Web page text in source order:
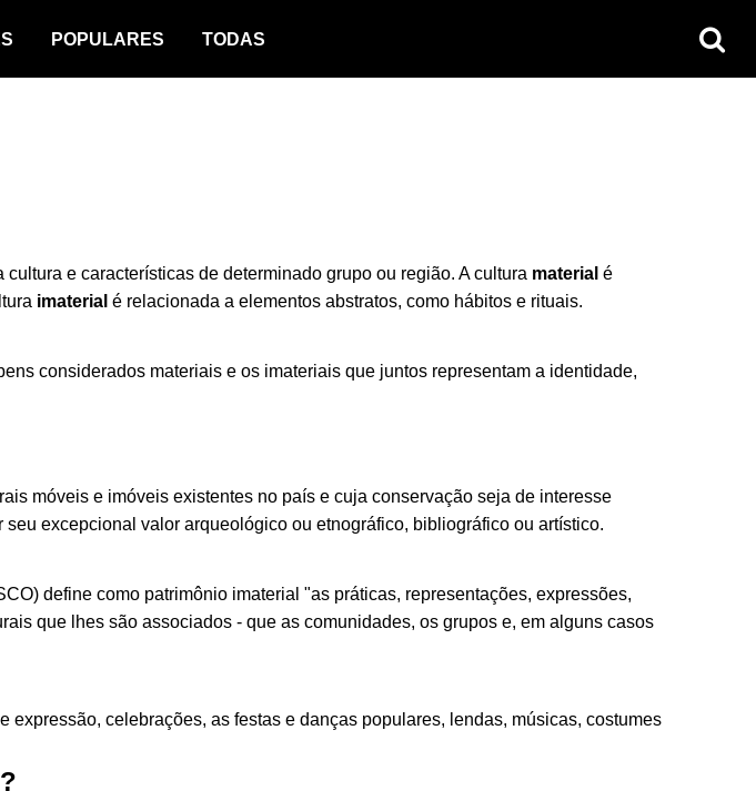
POPULARES TODAS
cultura e características de determinado grupo ou região. A cultura material é
imaterial é relacionada a elementos abstratos, como hábitos e rituais.
considerados materiais e os imateriais que juntos representam a identidade,
móveis e imóveis existentes no país e cuja conservação seja de interesse
excepcional valor arqueológico ou etnográfico, bibliográfico ou artístico.
define como patrimônio imaterial "as práticas, representações, expressões,
que lhes são associados - que as comunidades, os grupos e, em alguns casos
celebrações, as festas e danças populares, lendas, músicas, costumes